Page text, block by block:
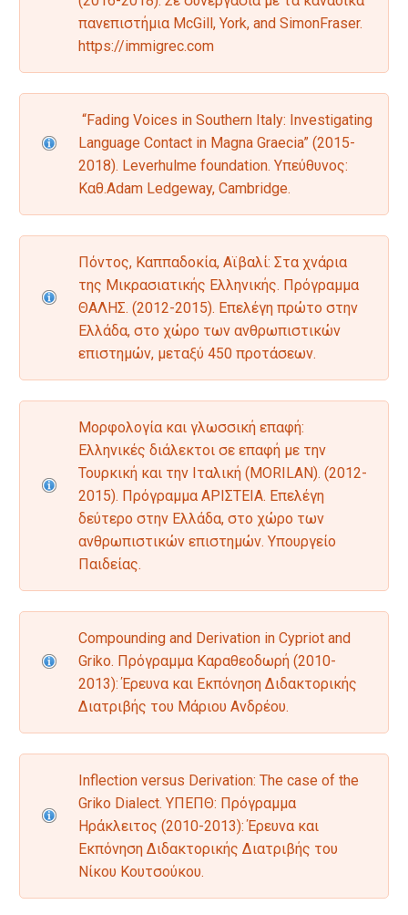
πανεπιστήμια McGill, York, and SimonFraser.
https://immigrec.com
“Fading Voices in Southern Italy: Investigating
Language Contact in Magna Graecia” (2015-
2018). Leverhulme foundation. Υπεύθυνος:
Καθ.Adam Ledgeway, Cambridge.
Πόντος, Καππαδοκία, Αϊβαλί: Στα χνάρια
της Μικρασιατικής Ελληνικής. Πρόγραμμα
ΘΑΛΗΣ. (2012-2015). Επελέγη πρώτο στην
Ελλάδα, στο χώρο των ανθρωπιστικών
επιστημών, μεταξύ 450 προτάσεων.
Μορφολογία και γλωσσική επαφή:
Ελληνικές διάλεκτοι σε επαφή με την
Τουρκική και την Ιταλική (MORILAN). (2012-
2015). Πρόγραμμα AΡΙΣΤΕΙΑ. Επελέγη
δεύτερο στην Ελλάδα, στο χώρο των
ανθρωπιστικών επιστημών. Υπουργείο
Παιδείας.
Compounding and Derivation in Cypriot and
Griko. Πρόγραμμα Καραθεοδωρή (2010-
2013): Έρευνα και Εκπόνηση Διδακτορικής
Διατριβής του Μάριου Ανδρέου.
Inflection versus Derivation: The case of the
Griko Dialect. YΠΕΠΘ: Πρόγραμμα
Ηράκλειτος (2010-2013): Έρευνα και
Εκπόνηση Διδακτορικής Διατριβής του
Νίκου Κουτσούκου.